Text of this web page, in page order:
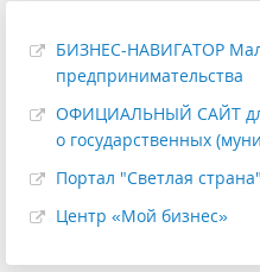
БИЗНЕС-НАВИГАТОР
предпринимательства
ОФИЦИАЛЬНЫЙ САЙТ
о государственных
Портал "Светлая страна"
Центр «Мой бизнес»